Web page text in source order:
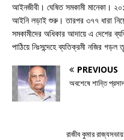
আইনজীবী। ঘেষিত সমকামী মানেকা।
আইনি লড়াই শুরু। তারপর ৩৭৭ ধারা
সমকামীদের অধিকার আদায়ে এ দেশের
পাঠিয়ে নিঃসন্দেহে ব্যতিক্রমী নজির
PREVIOUS
অবশেষে শান্তি
রাজীব কুমার